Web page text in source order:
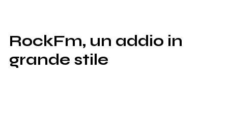
SHOP
RADIO
RockFm, un addio in
grande stile